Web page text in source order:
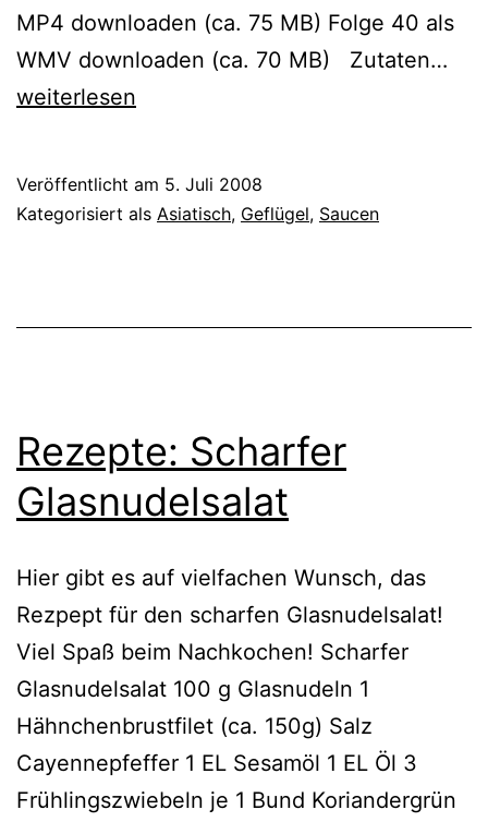
MP4 downloaden (ca. 75 MB) Folge 40 als
WMV downloaden (ca. 70 MB) Zutaten…
weiterlesen
Veröffentlicht am 5. Juli 2008
Kategorisiert als Asiatisch, Geflügel, Saucen
Rezepte: Scharfer
Glasnudelsalat
Hier gibt es auf vielfachen Wunsch, das
Rezpept für den scharfen Glasnudelsalat!
Viel Spaß beim Nachkochen! Scharfer
Glasnudelsalat 100 g Glasnudeln 1
Hähnchenbrustfilet (ca. 150g) Salz
Cayennepfeffer 1 EL Sesamöl 1 EL Öl 3
Frühlingszwiebeln je 1 Bund Koriandergrün